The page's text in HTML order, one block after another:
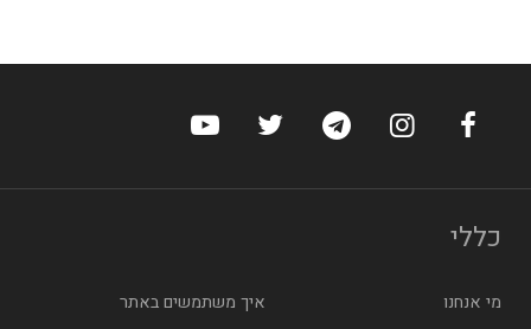
ערוץ הפייסבוק של הוטלס
ערוץ האינסטגרם של הוטלס
ערוץ הטלגרם של הוטלס
ערוץ טוויטר של הוטלס
ערוץ היוטיוב של
כללי
מי אנחנו
איך משתמשים באתר